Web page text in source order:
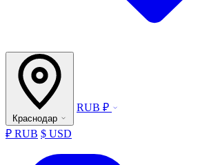
Краснодар
RUB ₽
₽ RUB $ USD